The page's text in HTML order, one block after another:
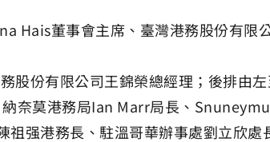
Hais董事會主席、臺灣港務股份有限
股份有限公司王錦榮總經理；後排由
奈莫港務局Ian Marr局長、
强港務長、駐溫哥華辦事處劉立欣